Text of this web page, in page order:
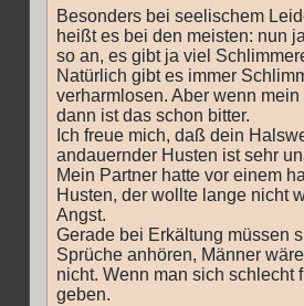
Besonders bei seelischem
heißt es bei den meisten: nun
so an, es gibt ja viel
Natürlich gibt es immer
verharmlosen. Aber wenn
dann ist das schon bitter.
Ich freue mich, daß dein
andauernder Husten ist sehr
Mein Partner hatte vor einem
Husten, der wollte lange nicht
Angst.
Gerade bei Erkältung müssen
Sprüche anhören, Männer
nicht. Wenn man sich schlecht
geben.